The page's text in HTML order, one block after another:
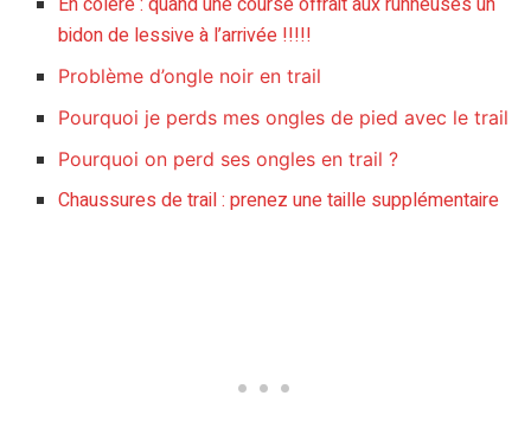
bidon de lessive à l’arrivée !!!!!
Problème d’ongle noir en trail
Pourquoi je perds mes ongles de pied avec le trail
Pourquoi on perd ses ongles en trail ?
Chaussures de trail : prenez une taille supplémentaire